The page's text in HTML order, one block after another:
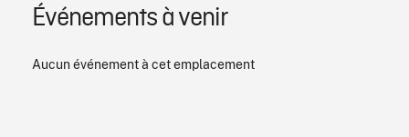
Événements à venir
Aucun événement à cet emplacement